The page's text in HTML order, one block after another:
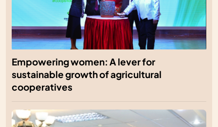
Empowering women: A lever for
sustainable growth of agricultural
cooperatives